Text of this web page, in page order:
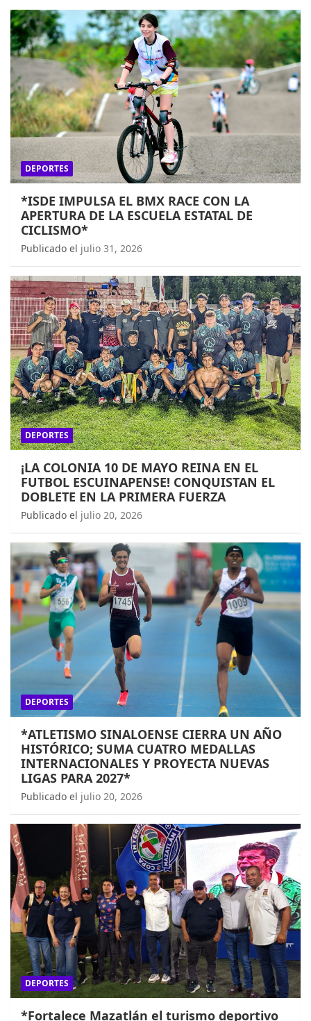
DEPORTES
*ISDE IMPULSA EL BMX RACE CON LA
APERTURA DE LA ESCUELA ESTATAL DE
CICLISMO*
Publicado el julio 31, 2026
DEPORTES
¡LA COLONIA 10 DE MAYO REINA EN EL
FUTBOL ESCUINAPENSE! CONQUISTAN EL
DOBLETE EN LA PRIMERA FUERZA
Publicado el julio 20, 2026
DEPORTES
*ATLETISMO SINALOENSE CIERRA UN AÑO
HISTÓRICO; SUMA CUATRO MEDALLAS
INTERNACIONALES Y PROYECTA NUEVAS
LIGAS PARA 2027*
Publicado el julio 20, 2026
DEPORTES
*Fortalece Mazatlán el turismo deportivo